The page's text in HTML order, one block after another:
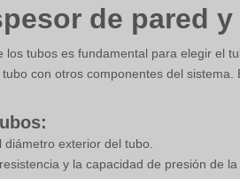
de pared
los tubos es fundamental para elegir el
con otros componentes del
diámetro exterior del tubo.
y la capacidad de presión de la